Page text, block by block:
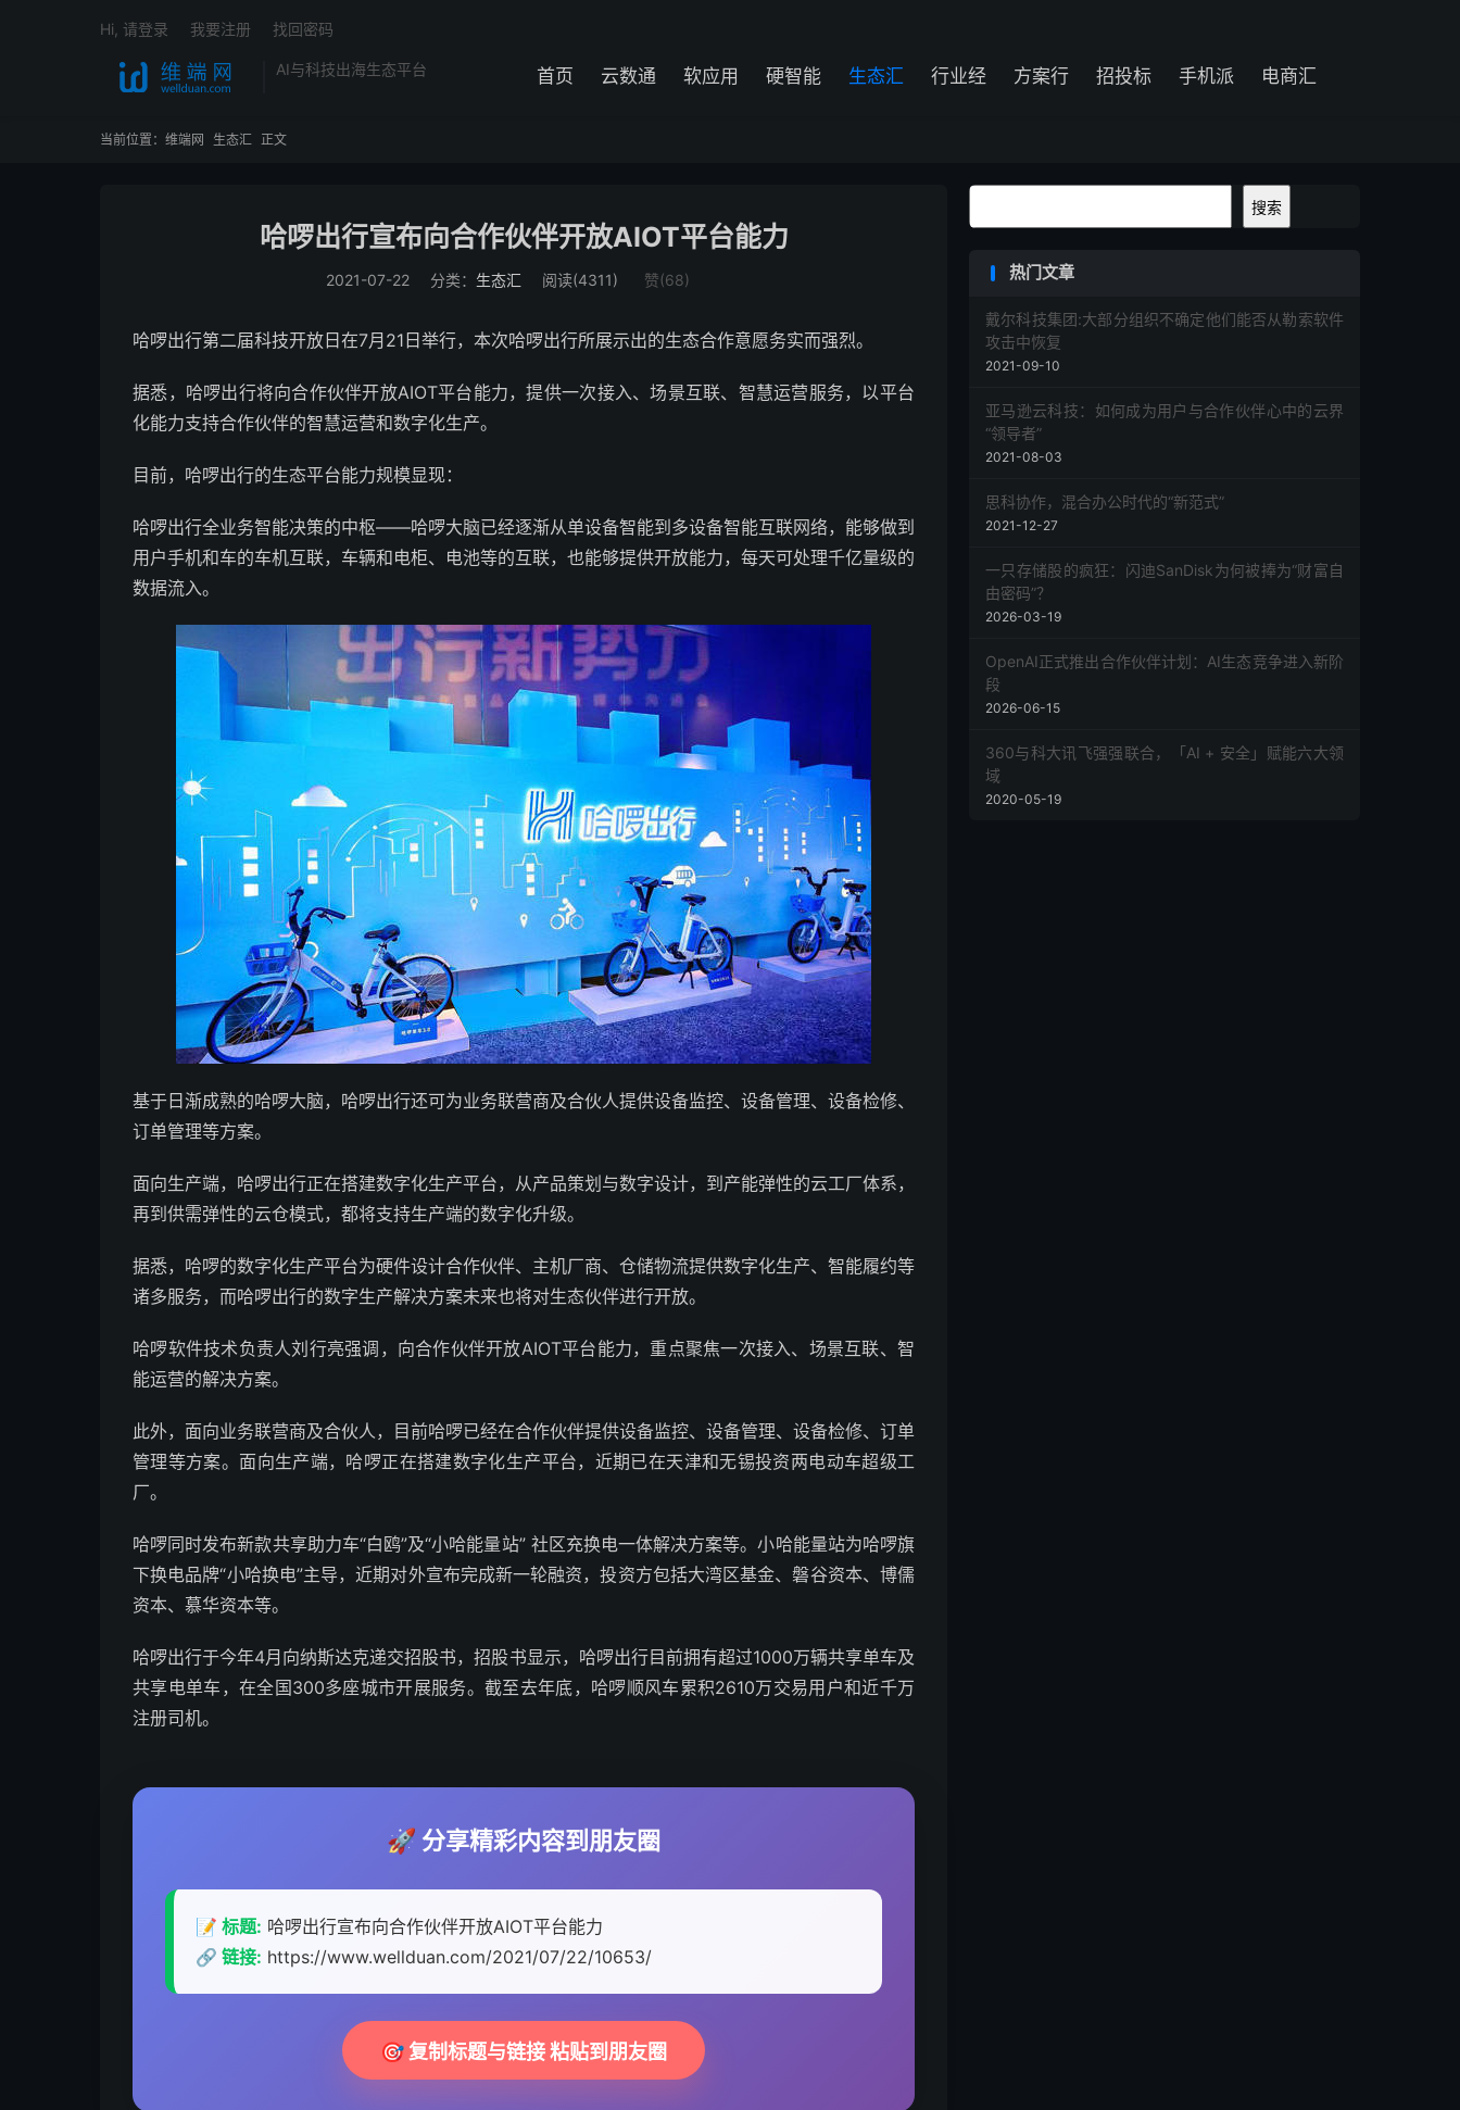
AI与科技出海生态平台 首页 云数通 软应用 硬智能 生态汇 行业经 方案行 招投标 手机派 电商汇
Hi, 请登录 我要注册 找回密码
当前位置： 维端网 生态汇 正文
哈啰出行宣布向合作伙伴开放AIOT平台能力
2021-07-22 分类： 生态汇 阅读(4311) 赞(68)
哈啰出行第二届科技开放日在7月21日举行，本次哈啰出行所展示出的生态合作意愿务实而强烈。
据悉，哈啰出行将向合作伙伴开放AIOT平台能力，提供一次接入、场景互联、智慧运营服务，以平台
化能力支持合作伙伴的智慧运营和数字化生产。
目前，哈啰出行的生态平台能力规模显现：
哈啰出行全业务智能决策的中枢——哈啰大脑已经逐渐从单设备智能到多设备智能互联网络，能够做到
用户手机和车的车机互联，车辆和电柜、电池等的互联，也能够提供开放能力，每天可处理千亿量级的
数据流入。
基于日渐成熟的哈啰大脑，哈啰出行还可为业务联营商及合伙人提供设备监控、设备管理、设备检修、
订单管理等方案。
面向生产端，哈啰出行正在搭建数字化生产平台，从产品策划与数字设计，到产能弹性的云工厂体系，
再到供需弹性的云仓模式，都将支持生产端的数字化升级。
据悉，哈啰的数字化生产平台为硬件设计合作伙伴、主机厂商、仓储物流提供数字化生产、智能履约等
诸多服务，而哈啰出行的数字生产解决方案未来也将对生态伙伴进行开放。
哈啰软件技术负责人刘行亮强调，向合作伙伴开放AIOT平台能力，重点聚焦一次接入、场景互联、智
能运营的解决方案。
此外，面向业务联营商及合伙人，目前哈啰已经在合作伙伴提供设备监控、设备管理、设备检修、订单
管理等方案。面向生产端，哈啰正在搭建数字化生产平台，近期已在天津和无锡投资两电动车超级工
厂。
哈啰同时发布新款共享助力车“白鸥”及“小哈能量站” 社区充换电一体解决方案等。小哈能量站为哈啰旗
下换电品牌“小哈换电”主导，近期对外宣布完成新一轮融资，投资方包括大湾区基金、磐谷资本、博儒
资本、慕华资本等。
哈啰出行于今年4月向纳斯达克递交招股书，招股书显示，哈啰出行目前拥有超过1000万辆共享单车及
共享电单车，在全国300多座城市开展服务。截至去年底，哈啰顺风车累积2610万交易用户和近千万
注册司机。
🚀 分享精彩内容到朋友圈
📝 标题: 哈啰出行宣布向合作伙伴开放AIOT平台能力
🔗 链接: https://www.wellduan.com/2021/07/22/10653/
🎯 复制标题与链接 粘贴到朋友圈
搜索
搜索
热门文章
戴尔科技集团:大部分组织不确定他们能否从勒索软件
攻击中恢复
2021-09-10
亚马逊云科技：如何成为用户与合作伙伴心中的云界
“领导者”
2021-08-03
思科协作，混合办公时代的“新范式”
2021-12-27
一只存储股的疯狂：闪迪SanDisk为何被捧为“财富自
由密码”？
2026-03-19
OpenAI正式推出合作伙伴计划：AI生态竞争进入新阶
段
2026-06-15
360与科大讯飞强强联合，「AI + 安全」赋能六大领
域
2020-05-19